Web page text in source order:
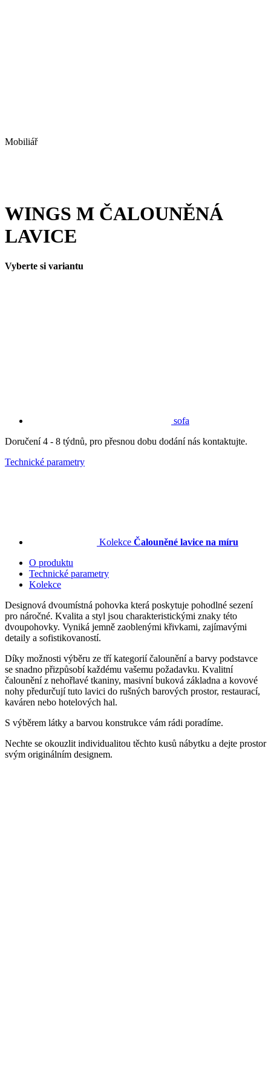
Mobiliář
WINGS M ČALOUNĚNÁ
LAVICE
Vyberte si variantu
sofa
Doručení 4 - 8 týdnů, pro přesnou dobu dodání nás kontaktujte.
Technické parametry
Kolekce Čalouněné lavice na míru
O produktu
Technické parametry
Kolekce
Designová dvoumístná pohovka která poskytuje pohodlné sezení
pro náročné. Kvalita a styl jsou charakteristickými znaky této
dvoupohovky. Vyniká jemně zaoblenými křivkami, zajímavými
detaily a sofistikovaností.
Díky možnosti výběru ze tří kategorií čalounění a barvy podstavce
se snadno přizpůsobí každému vašemu požadavku. Kvalitní
čalounění z nehořlavé tkaniny, masivní buková základna a kovové
nohy předurčují tuto lavici do rušných barových prostor, restaurací,
kaváren nebo hotelových hal.
S výběrem látky a barvou konstrukce vám rádi poradíme.
Nechte se okouzlit individualitou těchto kusů nábytku a dejte prostor
svým originálním designem.